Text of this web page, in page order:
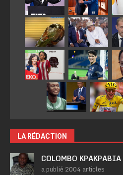
LA RÉDACTION
COLOMBO KPAKPABIA
a publié 2004 articles